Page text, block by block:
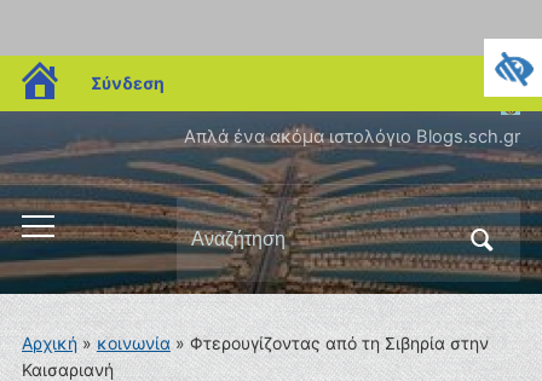
blogs.sch.gr
Σύνδεση
Απλά ένα ακόμα ιστολόγιο Blogs.sch.gr
Εναλλαγή
του
μενού
για
κινητά
Αναζήτηση
για:
Αρχική» κοινωνία»Φτερουγίζοντας από τη Σιβηρία στην
Καισαριανή